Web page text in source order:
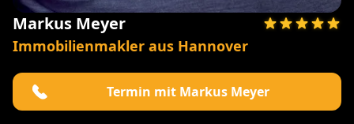
Markus Meyer
Immobilienmakler aus Hannover
Termin mit Markus Meyer